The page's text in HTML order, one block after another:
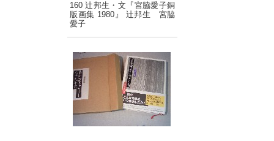
160 辻邦生・文『宮脇愛子銅
版画集 1980』 辻邦生 宮脇
愛子